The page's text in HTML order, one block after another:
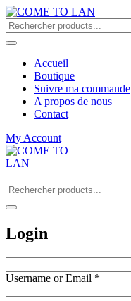
Accueil
Boutique
Suivre ma commande
A propos de nous
Contact
My Account
Login
Username or Email *